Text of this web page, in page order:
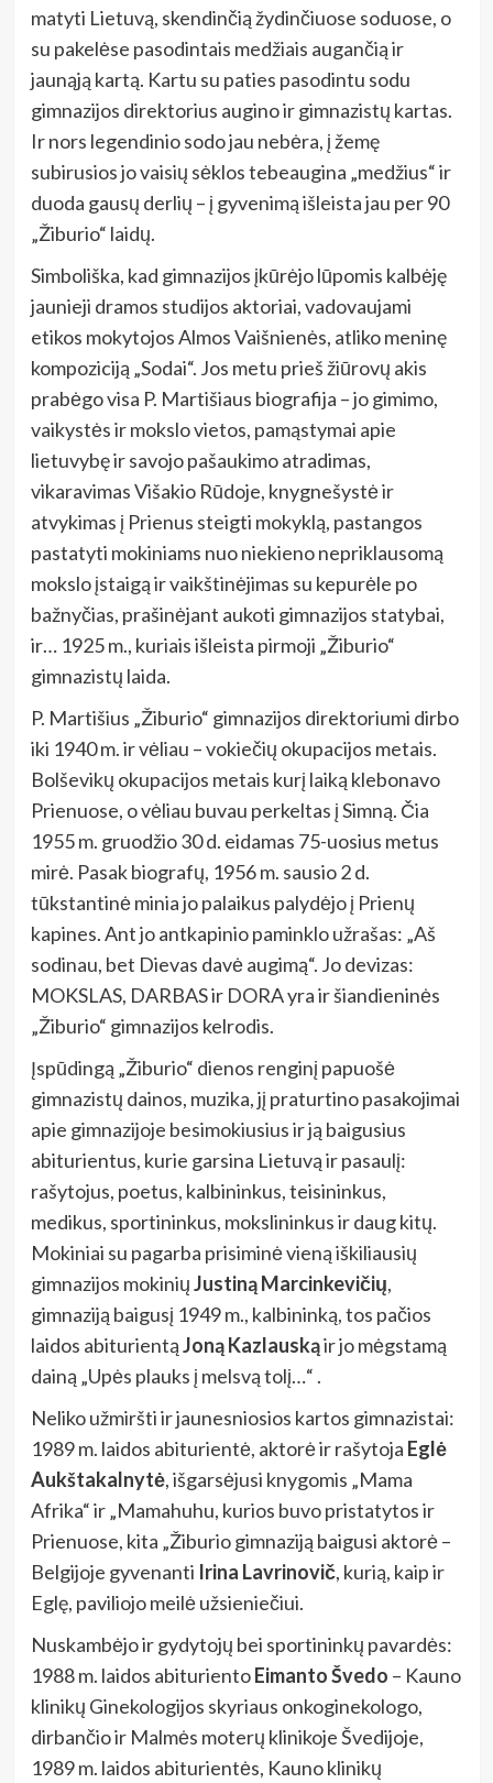
matyti Lietuvą, skendinčią žydinčiuose soduose, o
su pakelėse pasodintais medžiais augančią ir
jaunąją kartą. Kartu su paties pasodintu sodu
gimnazijos direktorius augino ir gimnazistų kartas.
Ir nors legendinio sodo jau nebėra, į žemę
subirusios jo vaisių sėklos tebeaugina „medžius“ ir
duoda gausų derlių – į gyvenimą išleista jau per 90
„Žiburio“ laidų.
Simboliška, kad gimnazijos įkūrėjo lūpomis kalbėję
jaunieji dramos studijos aktoriai, vadovaujami
etikos mokytojos Almos Vaišnienės, atliko meninę
kompoziciją „Sodai“. Jos metu prieš žiūrovų akis
prabėgo visa P. Martišiaus biografija – jo gimimo,
vaikystės ir mokslo vietos, pamąstymai apie
lietuvybę ir savojo pašaukimo atradimas,
vikaravimas Višakio Rūdoje, knygnešystė ir
atvykimas į Prienus steigti mokyklą, pastangos
pastatyti mokiniams nuo niekieno nepriklausomą
mokslo įstaigą ir vaikštinėjimas su kepurėle po
bažnyčias, prašinėjant aukoti gimnazijos statybai,
ir… 1925 m., kuriais išleista pirmoji „Žiburio“
gimnazistų laida.
P. Martišius „Žiburio“ gimnazijos direktoriumi dirbo
iki 1940 m. ir vėliau – vokiečių okupacijos metais.
Bolševikų okupacijos metais kurį laiką klebonavo
Prienuose, o vėliau buvau perkeltas į Simną. Čia
1955 m. gruodžio 30 d. eidamas 75-uosius metus
mirė. Pasak biografų, 1956 m. sausio 2 d.
tūkstantinė minia jo palaikus palydėjo į Prienų
kapines. Ant jo antkapinio paminklo užrašas: „Aš
sodinau, bet Dievas davė augimą“. Jo devizas:
MOKSLAS, DARBAS ir DORA yra ir šiandieninės
„Žiburio“ gimnazijos kelrodis.
Įspūdingą „Žiburio“ dienos renginį papuošė
gimnazistų dainos, muzika, jį praturtino pasakojimai
apie gimnazijoje besimokiusius ir ją baigusius
abiturientus, kurie garsina Lietuvą ir pasaulį:
rašytojus, poetus, kalbininkus, teisininkus,
medikus, sportininkus, mokslininkus ir daug kitų.
Mokiniai su pagarba prisiminė vieną iškiliausių
gimnazijos mokiniųJustiną Marcinkevičių,
gimnaziją baigusį 1949 m., kalbininką, tos pačios
laidos abiturientąJoną Kazlauskąir jo mėgstamą
dainą „Upės plauks į melsvą tolį…“ .
Neliko užmiršti ir jaunesniosios kartos gimnazistai:
1989 m. laidos abiturientė, aktorė ir rašytoja Eglė
Aukštakalnytė, išgarsėjusi knygomis „Mama
Afrika“ ir „Mamahuhu, kurios buvo pristatytos ir
Prienuose, kita „Žiburio gimnaziją baigusi aktorė –
Belgijoje gyvenanti Irina Lavrinovič, kurią, kaip ir
Eglę, paviliojo meilė užsieniečiui.
Nuskambėjo ir gydytojų bei sportininkų pavardės:
1988 m. laidos abiturientoEimanto Švedo – Kauno
klinikų Ginekologijos skyriaus onkoginekologo,
dirbančio ir Malmės moterų klinikoje Švedijoje,
1989 m. laidos abiturientės, Kauno klinikų